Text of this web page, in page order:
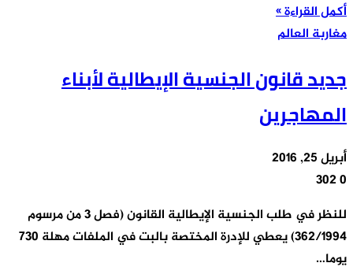
أكمل القراءة »
مغاربة العالم
جديد قانون الجنسية الإيطالية لأبناء
المهاجرين
أبريل 25, 2016
0
للنظر في طلب الجنسية الإيطالية القانون (فصل 3 من مرسوم
يوما…